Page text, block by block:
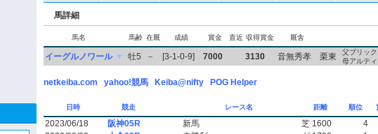
馬詳細
馬名 馬齢 在厩 成績 賞金 直近 収得賞金 厩舎
イーグルノワール ▼ 牡5 － [3-1-0-9] 7000 3130 音無秀孝 栗東
父ブリッ
母アルテ
netkeiba.com yahoo!競馬 Keiba@nifty POG Helper
日時 競走 レース名 距離 順位
2023/06/18 阪神05R 新馬 芝 1600 4